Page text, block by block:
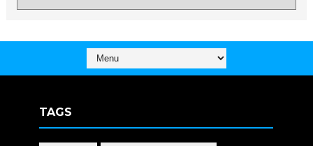
TAGS